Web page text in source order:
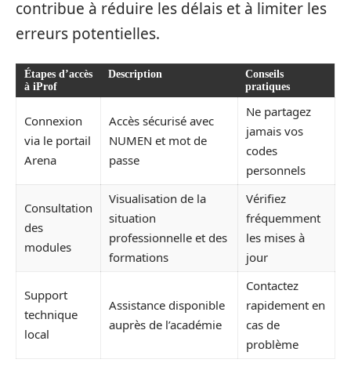
contribue à réduire les délais et à limiter les
erreurs potentielles.
Étapes d’accès
à iProf
Description
Conseils
pratiques
Connexion
via le portail
Arena
Accès sécurisé avec
NUMEN et mot de
passe
Ne partagez
jamais vos
codes
personnels
Consultation
des
modules
Visualisation de la
situation
professionnelle et des
formations
Vérifiez
fréquemment
les mises à
jour
Support
technique
local
Assistance disponible
auprès de l’académie
Contactez
rapidement en
cas de
problème